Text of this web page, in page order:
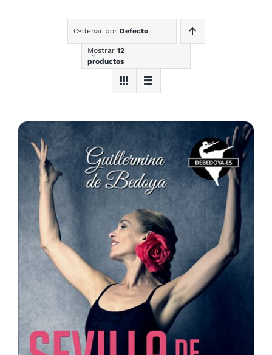
Ordenar por Defecto
Mostrar 12
productos